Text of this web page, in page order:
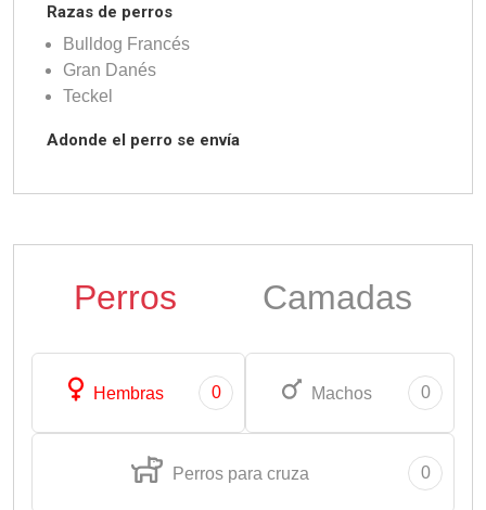
Razas de perros
Bulldog Francés
Gran Danés
Teckel
Adonde el perro se envía
Perros Camadas
Hembras 0 Machos 0
Perros para cruza 0